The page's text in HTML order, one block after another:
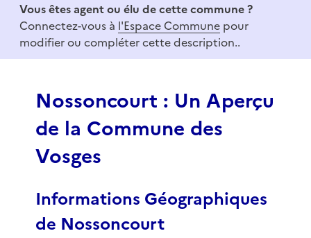
f
Vous êtes agent ou élu de cette commune ?
Connectez-vous à l'Espace Commune pour
modifier ou compléter cette description..
Nossoncourt : Un Aperçu
de la Commune des
Vosges
Informations Géographiques
de Nossoncourt